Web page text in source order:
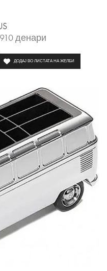
910денари
ДОДАЈ ВО ЛИСТАТА НА ЖЕЛБИ